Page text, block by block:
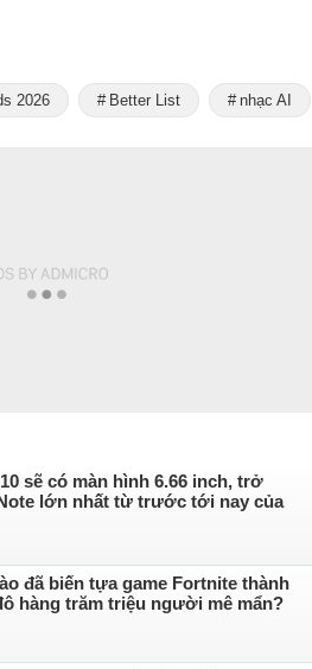
2026 Better List nhạc AI
sẽ có màn hình 6.66 inch, trở
lớn nhất từ trước tới nay của
đã biến tựa game Fortnite thành
hàng trăm triệu người mê mẩn?